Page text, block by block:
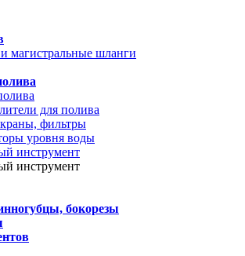
магистральные шланги
для полива
фильтры
уровня воды
инструмент
инструмент
бокорезы